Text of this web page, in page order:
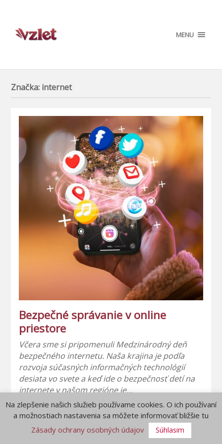
MENU
Značka: internet
Bezpečné správanie v online
priestore
Včera sme si pripomenuli Medzinárodný deň
bezpečného internetu. Naša krajina je podľa
rozvoja súčasných informačných technológií
desiata vo svete a keď ide o bezpečnosť detí na
internete v našom regióne je…
Na zlepšenie našich služieb používame cookies. O ich používaní
a možnostiach nastavenia sa môžete informovať bližšie tu
Zásady ochrany osobných údajov
Súhlasim